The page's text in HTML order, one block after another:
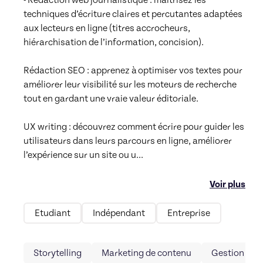
techniques d’écriture claires et percutantes adaptées
aux lecteurs en ligne (titres accrocheurs,
hiérarchisation de l’information, concision).
Rédaction SEO : apprenez à optimiser vos textes pour
améliorer leur visibilité sur les moteurs de recherche
tout en gardant une vraie valeur éditoriale.
UX writing : découvrez comment écrire pour guider les
utilisateurs dans leurs parcours en ligne, améliorer
l’expérience sur un site ou u...
Voir plus
Etudiant Indépendant Entreprise
Storytelling Marketing de contenu Gestion de